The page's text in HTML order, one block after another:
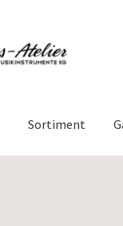
Sortiment